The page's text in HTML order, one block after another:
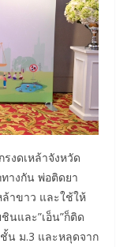
งดเหล้าจังหวัด
างกัน พ่อติดยา
ล้าขาว และใช้ให้
นและ”เอ็น”ก็ติด
น ม.3 และหลุดจาก